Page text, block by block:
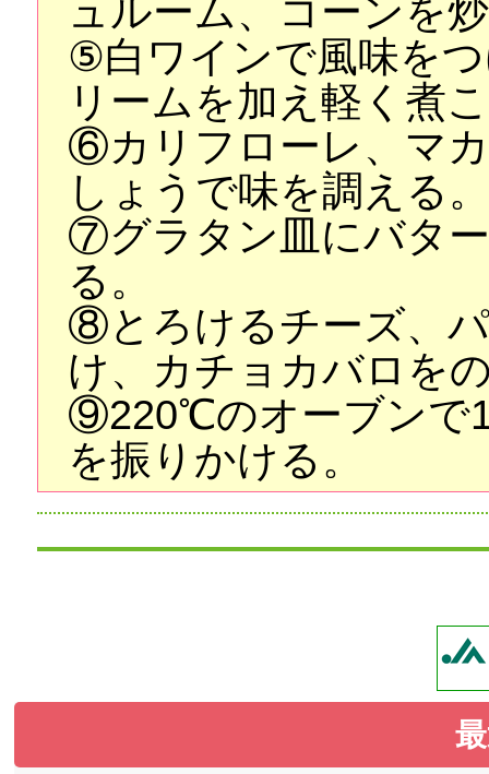
ュルーム、コーンを
⑤白ワインで風味を
リームを加え軽く煮
⑥カリフローレ、マ
しょうで味を調える
⑦グラタン皿にバタ
る。
⑧とろけるチーズ、
け、カチョカバロを
⑨220℃のオーブンで
を振りかける。